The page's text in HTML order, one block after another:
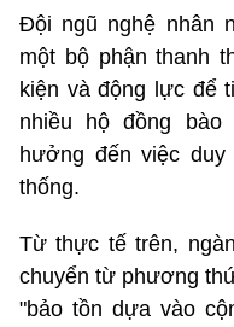
Đội ngũ nghệ nhân
một bộ phận thanh
kiện và động lực để
nhiều hộ đồng
hưởng đến việc
thống.
Từ thực tế trên,
chuyển từ phương
"bảo tồn dựa vào